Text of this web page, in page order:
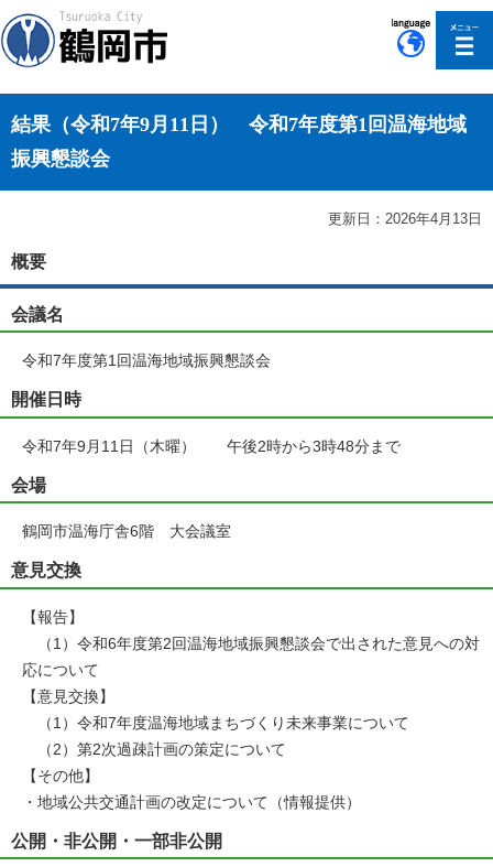
結果（令和7年9月11日） 令和7年度第1回温海地域
振興懇談会
更新日：2026年4月13日
概要
会議名
令和7年度第1回温海地域振興懇談会
開催日時
令和7年9月11日（木曜） 午後2時から3時48分まで
会場
鶴岡市温海庁舎6階 大会議室
意見交換
【報告】
（1）令和6年度第2回温海地域振興懇談会で出された意見への対
応について
【意見交換】
（1）令和7年度温海地域まちづくり未来事業について
（2）第2次過疎計画の策定について
【その他】
・地域公共交通計画の改定について（情報提供）
公開・非公開・一部非公開